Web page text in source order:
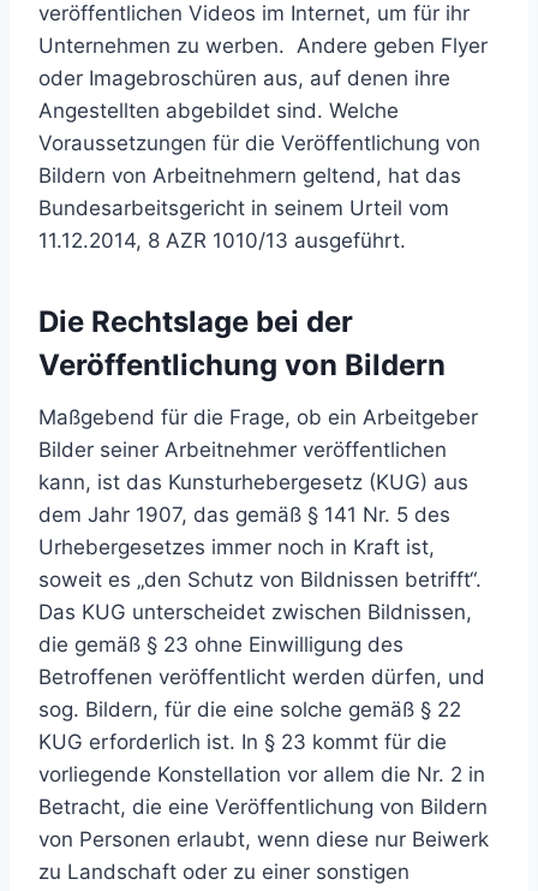
veröffentlichen Videos im Internet, um für ihr
Unternehmen zu werben. Andere geben Flyer
oder Imagebroschüren aus, auf denen ihre
Angestellten abgebildet sind. Welche
Voraussetzungen für die Veröffentlichung von
Bildern von Arbeitnehmern geltend, hat das
Bundesarbeitsgericht in seinem Urteil vom
11.12.2014, 8 AZR 1010/13 ausgeführt.
Die Rechtslage bei der
Veröffentlichung von Bildern
Maßgebend für die Frage, ob ein Arbeitgeber
Bilder seiner Arbeitnehmer veröffentlichen
kann, ist das Kunsturhebergesetz (KUG) aus
dem Jahr 1907, das gemäß § 141 Nr. 5 des
Urhebergesetzes immer noch in Kraft ist,
soweit es „den Schutz von Bildnissen betrifft“.
Das KUG unterscheidet zwischen Bildnissen,
die gemäß § 23 ohne Einwilligung des
Betroffenen veröffentlicht werden dürfen, und
sog. Bildern, für die eine solche gemäß § 22
KUG erforderlich ist. In § 23 kommt für die
vorliegende Konstellation vor allem die Nr. 2 in
Betracht, die eine Veröffentlichung von Bildern
von Personen erlaubt, wenn diese nur Beiwerk
zu Landschaft oder zu einer sonstigen